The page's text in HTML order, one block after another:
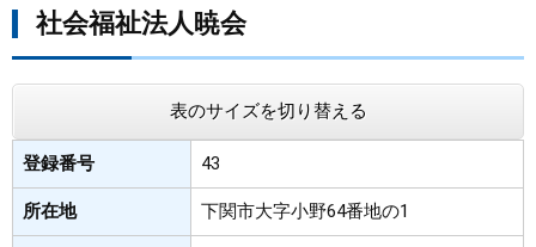
社会福祉法人暁会
表のサイズを切り替える
登録番号 43
所在地 下関市大字小野64番地の1